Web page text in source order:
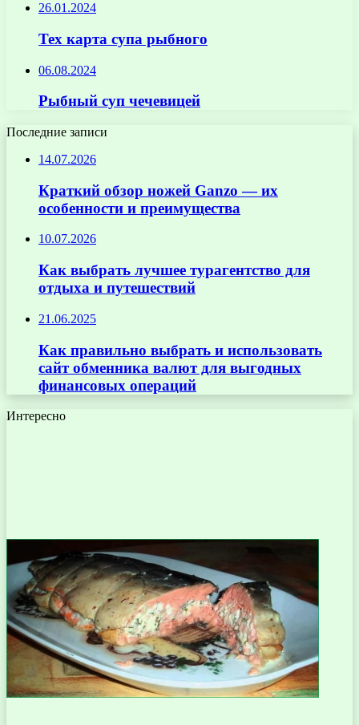
26.01.2024
Тех карта супа рыбного
06.08.2024
Рыбный суп чечевицей
Последние записи
14.07.2026
Краткий обзор ножей Ganzo — их
особенности и преимущества
10.07.2026
Как выбрать лучшее турагентство для
отдыха и путешествий
21.06.2025
Как правильно выбрать и использовать
сайт обменника валют для выгодных
финансовых операций
Интересно